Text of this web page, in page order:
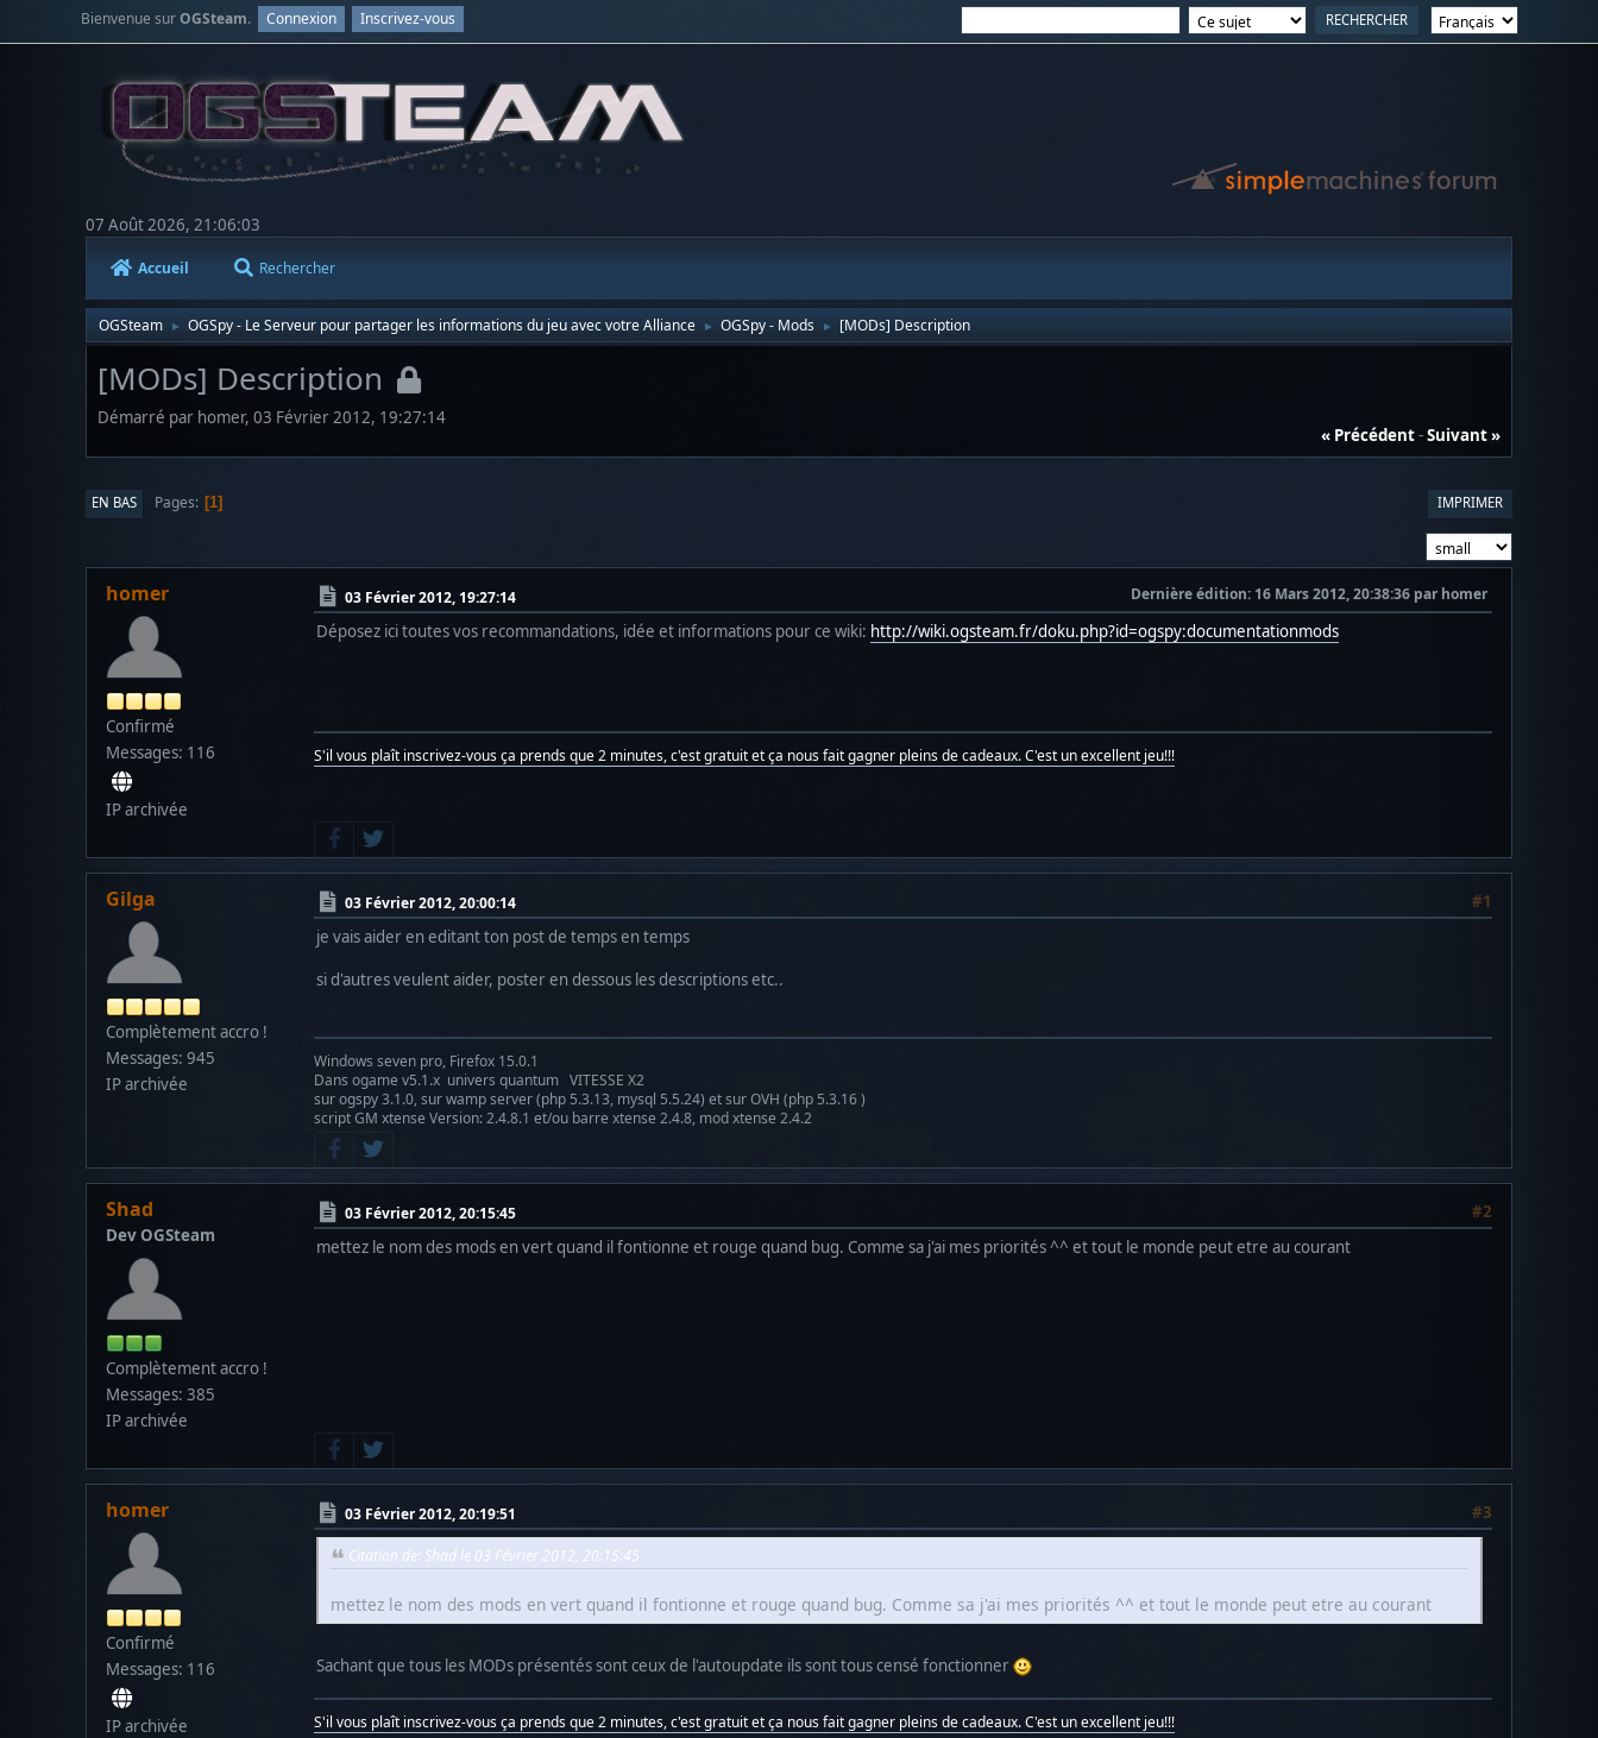
Bienvenue surOGSteam. Connexion Inscrivez-vous
07 Août 2026, 21:06:03
Accueil Rechercher
OGSteam ► OGSpy - Le Serveur pour partager les informations du jeu avec votre Alliance ► OGSpy - Mods ► [MODs] Description
[MODs] Description
Démarré par homer, 03 Février 2012, 19:27:14
« Précédent-Suivant »
IMPRIMER
EN BAS Pages 1
homer
Confirmé
Messages: 116
IP archivée
03 Février 2012, 19:27:14 Dernière édition: 16 Mars 2012, 20:38:36 par homer
Déposez ici toutes vos recommandations, idée et informations pour ce wiki: http://wiki.ogsteam.fr/doku.php?id=ogspy:documentationmods
S'il vous plaît inscrivez-vous ça prends que 2 minutes, c'est gratuit et ça nous fait gagner pleins de cadeaux. C'est un excellent jeu!!!
Gilga
Complètement accro !
Messages: 945
IP archivée
03 Février 2012, 20:00:14
#1
je vais aider en editant ton post de temps en temps
si d'autres veulent aider, poster en dessous les descriptions etc..
Windows seven pro, Firefox 15.0.1
Dans ogame v5.1.x univers quantum VITESSE X2
sur ogspy 3.1.0, sur wamp server (php 5.3.13, mysql 5.5.24) et sur OVH (php 5.3.16 )
script GM xtense Version: 2.4.8.1 et/ou barre xtense 2.4.8, mod xtense 2.4.2
Shad
Dev OGSteam
Complètement accro !
Messages: 385
IP archivée
03 Février 2012, 20:15:45
#2
mettez le nom des mods en vert quand il fontionne et rouge quand bug. Comme sa j'ai mes priorités ^^ et tout le monde peut etre au courant
homer
Confirmé
Messages: 116
IP archivée
03 Février 2012, 20:19:51 #3
Citation de: Shad le 03 Février 2012, 20:15:45
mettez le nom des mods en vert quand il fontionne et rouge quand bug. Comme sa j'ai mes priorités ^^ et tout le monde peut etre au courant
Sachant que tous les MODs présentés sont ceux de l'autoupdate ils sont tous censé fonctionner
S'il vous plaît inscrivez-vous ça prends que 2 minutes, c'est gratuit et ça nous fait gagner pleins de cadeaux. C'est un excellent jeu!!!